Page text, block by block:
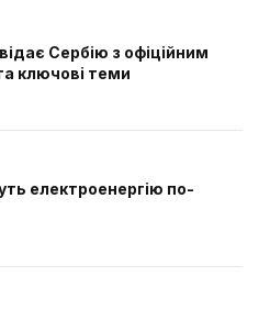
Сербію з офіційним
ключові теми
електроенергію по-